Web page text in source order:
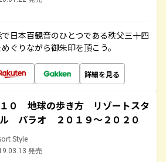
日本百観音のひとつである秩父三十四
ぐりながら御朱印を頂こう。
詳細を見る
０ 地球の歩き方 リゾートスタ
パラオ ２０１９～２０２０
Style
発売